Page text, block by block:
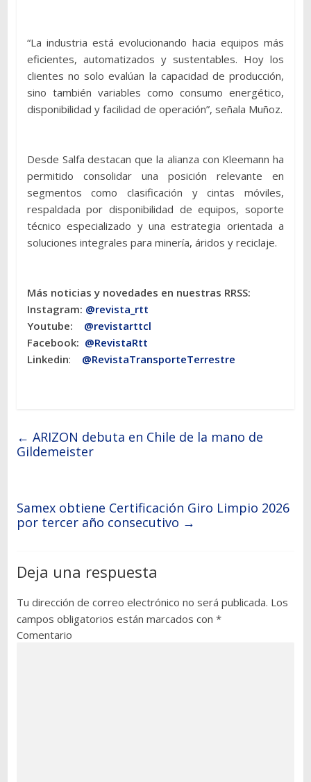
“La industria está evolucionando hacia equipos más
eficientes, automatizados y sustentables. Hoy los
clientes no solo evalúan la capacidad de producción,
sino también variables como consumo energético,
disponibilidad y facilidad de operación”, señala Muñoz.
Desde Salfa destacan que la alianza con Kleemann ha
permitido consolidar una posición relevante en
segmentos como clasificación y cintas móviles,
respaldada por disponibilidad de equipos, soporte
técnico especializado y una estrategia orientada a
soluciones integrales para minería, áridos y reciclaje.
Más noticias y novedades en nuestras RRSS:
Instagram: @revista_rtt
Youtube: @revistarttcl
Facebook: @RevistaRtt
Linkedin: @RevistaTransporteTerrestre
← ARIZON debuta en Chile de la mano de
Gildemeister
Samex obtiene Certificación Giro Limpio 2026
por tercer año consecutivo →
Deja una respuesta
Tu dirección de correo electrónico no será publicada. Los
campos obligatorios están marcados con *
Comentario